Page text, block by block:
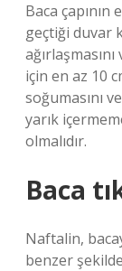
Baca çapının
geçtiği duvar
için en az 10
soğumasını
yarık
olmalıdır.
Baca
Naftalin,
benzer